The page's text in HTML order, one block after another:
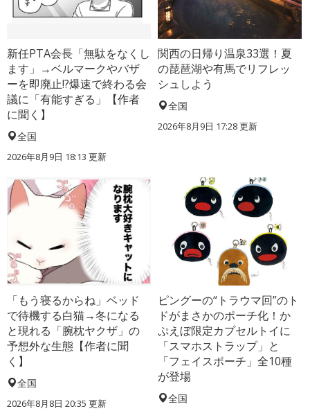
新任PTA会長「無駄をなくし
ます」→ベルマークやバザ
ーを即廃止!?爆速で終わる会
議に「有能すぎる」【作者
に聞く】
全国
2026年8月9日 18:13 更新
関西の日帰り温泉33選！夏
の琵琶湖や有馬でリフレッ
シュしよう
全国
2026年8月9日 17:28更新
「もう寝るからね」ベッド
で待機する白猫→冬になる
と現れる「腕枕ヤクザ」の
予想外な生態【作者に聞
く】
全国
2026年8月8日 20:35 更新
ピングーの“トラウマ回”のト
ドがまさかのポーチ化！か
ぷえぼ限定カプセルトイに
「スマホストラップ」と
「フェイスポーチ」全10種
が登場
全国